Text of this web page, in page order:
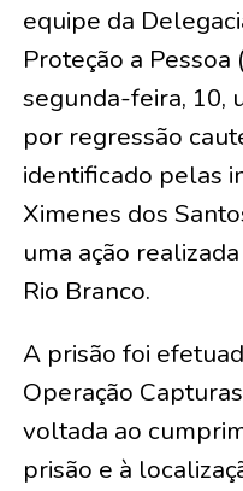
equipe da
Proteção a
segunda-feira, 10,
por regressão
identificado pelas
Ximenes dos
uma ação
Rio Branco.
A prisão foi
Operação
voltada ao
prisão e à